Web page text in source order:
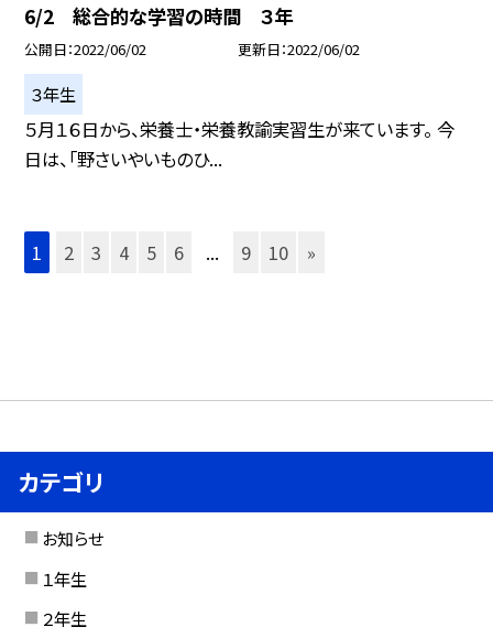
6/2 総合的な学習の時間 ３年
公開日 2022/06/02 更新日 2022/06/02
３年生
５月１６日から、栄養士・栄養教諭実習生が来ています。 今
日は、「野さいやいものひ...
1 2 3 4 5 6 ... 9 10 »
カテゴリ
お知らせ
１年生
２年生